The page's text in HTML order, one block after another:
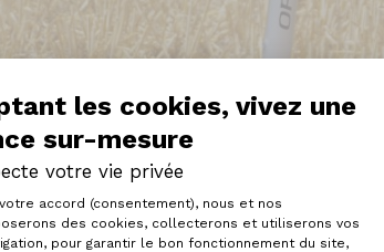
les cookies, vivez une
sur-mesure
votre vie privée
de Gestion du
accord (consentement), nous et nos
des cookies, collecterons et utiliserons vos
pour garantir le bon fonctionnement du site,